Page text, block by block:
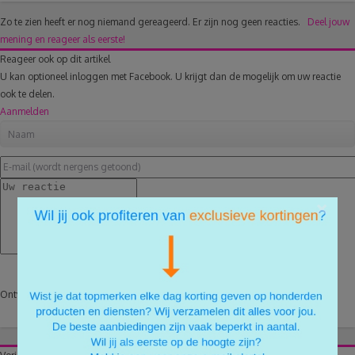
Zo te zien heeft er nog niemand gereageerd. Er zijn nog geen reacties. Deel jouw
mening en reageer als eerste!
Reageer ook op dit artikel
U kan optioneel inloggen met Facebook. U krijgt dan de mogelijk om uw reactie
ook te delen.
Aanmelden
Ontvang een e-mail na een reactie Reactie plaatsen
×